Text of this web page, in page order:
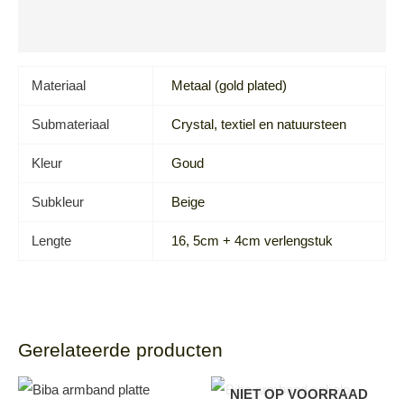
Materiaal Metaal (gold plated)
Submateriaal Crystal, textiel en natuursteen
Kleur Goud
Subkleur Beige
Lengte 16, 5cm + 4cm verlengstuk
Gerelateerde producten
NIET OP VOORRAAD